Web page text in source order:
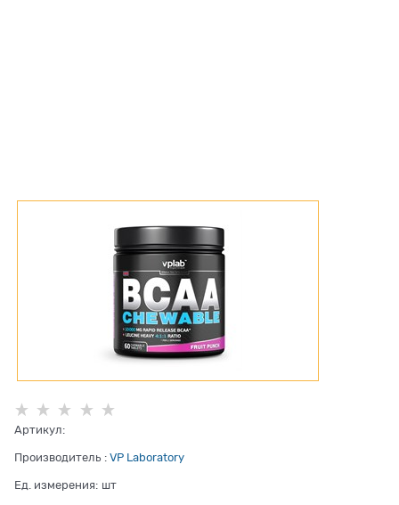
Артикул:
Производитель : VP Laboratory
Ед. измерения: шт